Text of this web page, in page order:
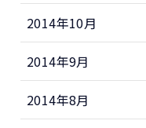
2014年10月
2014年9月
2014年8月